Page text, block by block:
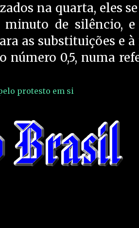
na quarta, eles
de silêncio,
as substituições e
número 0,5, numa
protesto em si